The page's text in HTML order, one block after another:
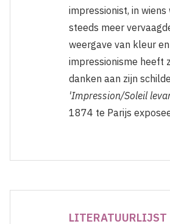
impressionist, in
steeds meer
weergave van kleur
impressionisme heeft
danken aan zijn
'Impression/Soleil
1874 te Parijs
LITERATUURLIJST